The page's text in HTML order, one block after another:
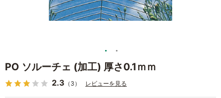
PO ソルーチェ (加工) 厚さ0.1ｍｍ
2.3 （3） レビューを見る